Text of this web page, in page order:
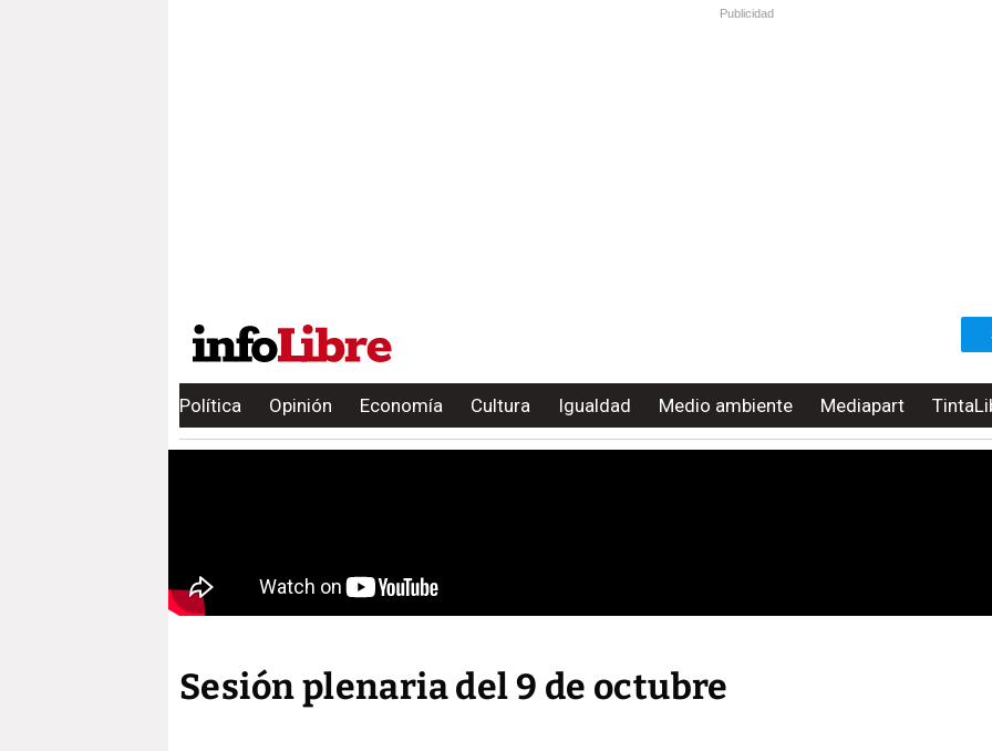
Publicidad
Política Opinión Economía Cultura Igualdad Medio ambiente Mediapart
Sesión plenaria del 9 de octubre